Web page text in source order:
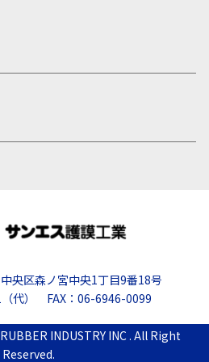
央区森ノ宮中央1丁目9番18号
代） FAX：06-6946-0099
INDUSTRY INC . All Right
Reserved.